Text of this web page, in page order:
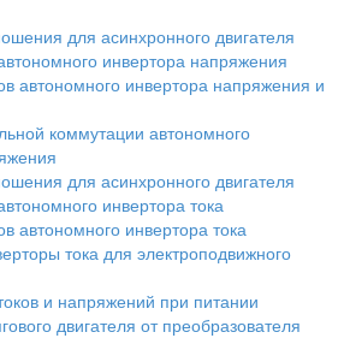
для асинхронного двигателя
инвертора напряжения
автономного инвертора напряжения и
коммутации автономного
для асинхронного двигателя
инвертора тока
автономного инвертора тока
тока для электроподвижного
и напряжений при питании
двигателя от преобразователя